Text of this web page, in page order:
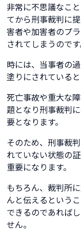
非常に不思議なこ
てから刑事裁判に
害者や加害者のプ
されてしまうのです
時には、当事者の
塗りにされている
死亡事故や重大な
題となり刑事裁判
要となります。
そのため、刑事裁
れていない状態の
重要になります。
もちろん、裁判所
んと伝えるという
できるのであれば
せん。